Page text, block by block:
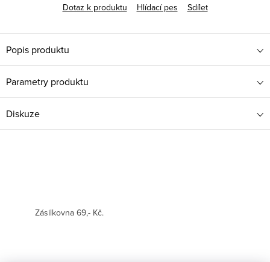
Dotaz k produktu
Hlídací pes Sdílet
Popis produktu
Parametry produktu
Diskuze
Zásilkovna 69,- Kč.